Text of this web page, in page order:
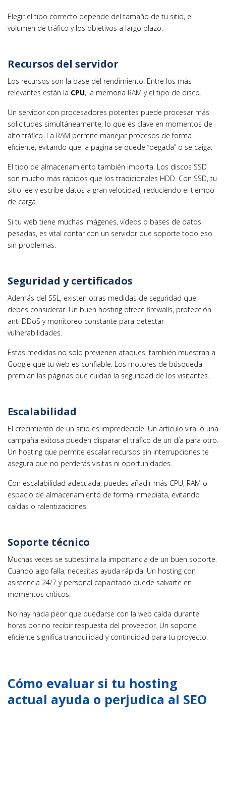
Elegir el tipo correcto depende del tamaño de tu sitio, el
volumen de tráfico y los objetivos a largo plazo.
Recursos del servidor
Los recursos son la base del rendimiento. Entre los más
relevantes están la CPU, la memoria RAM y el tipo de disco.
Un servidor con procesadores potentes puede procesar más
solicitudes simultáneamente, lo que es clave en momentos de
alto tráfico. La RAM permite manejar procesos de forma
eficiente, evitando que la página se quede “pegada” o se caiga.
El tipo de almacenamiento también importa. Los discos SSD
son mucho más rápidos que los tradicionales HDD. Con SSD, tu
sitio lee y escribe datos a gran velocidad, reduciendo el tiempo
de carga.
Si tu web tiene muchas imágenes, vídeos o bases de datos
pesadas, es vital contar con un servidor que soporte todo eso
sin problemas.
Seguridad y certificados
Además del SSL, existen otras medidas de seguridad que
debes considerar. Un buen hosting ofrece firewalls, protección
anti DDoS y monitoreo constante para detectar
vulnerabilidades.
Estas medidas no solo previenen ataques, también muestran a
Google que tu web es confiable. Los motores de búsqueda
premian las páginas que cuidan la seguridad de los visitantes.
Escalabilidad
El crecimiento de un sitio es impredecible. Un artículo viral o una
campaña exitosa pueden disparar el tráfico de un día para otro.
Un hosting que permite escalar recursos sin interrupciones te
asegura que no perderás visitas ni oportunidades.
Con escalabilidad adecuada, puedes añadir más CPU, RAM o
espacio de almacenamiento de forma inmediata, evitando
caídas o ralentizaciones.
Soporte técnico
Muchas veces se subestima la importancia de un buen soporte.
Cuando algo falla, necesitas ayuda rápida. Un hosting con
asistencia 24/7 y personal capacitado puede salvarte en
momentos críticos.
No hay nada peor que quedarse con la web caída durante
horas por no recibir respuesta del proveedor. Un soporte
eficiente significa tranquilidad y continuidad para tu proyecto.
Cómo evaluar si tu hosting
actual ayuda o perjudica al SEO